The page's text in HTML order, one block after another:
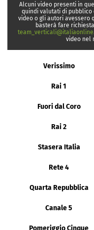
Alcuni video presenti in
quindi valutati di pubblico
video o gli autori avessero
basterà fare
video nel
Verissimo
Rai 1
Fuori dal Coro
Rai 2
Stasera Italia
Rete 4
Quarta Repubblica
Canale 5
Pomeriggio Cinque